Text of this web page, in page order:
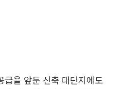
급을 앞둔 신축 대단지에도